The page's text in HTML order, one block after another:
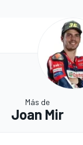
Más de
Joan Mir